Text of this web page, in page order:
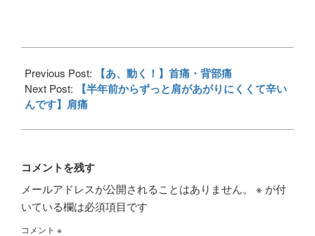
07-
26
Previous Post: 【あ、動く！】首痛・背部痛
Next Post:
【半年前からずっと肩があがりにくくて辛い
んです】肩痛
コメントを残す
メールアドレスが公開されることはありません。 ※ が付
いている欄は必須項目です
コメント ※